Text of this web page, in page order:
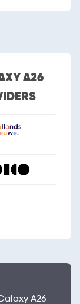
A26
A26